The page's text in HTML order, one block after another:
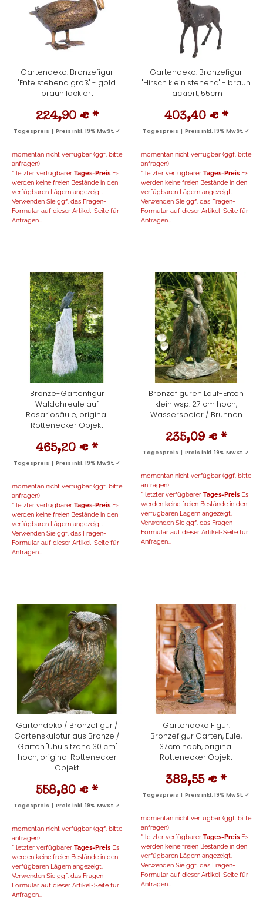
Gartendeko: Bronzefigur
"Ente stehend groß" - gold
braun lackiert
224,90 € *
Tagespreis | Preis inkl. 19% MwSt. ✓
momentan nicht verfügbar (ggf. bitte
anfragen)
* letzter verfügbarer Tages-Preis Es
werden keine freien Bestände in den
verfügbaren Lägern angezeigt.
Verwenden Sie ggf. das Fragen-
Formular auf dieser Artikel-Seite für
Anfragen...
Gartendeko: Bronzefigur
"Hirsch klein stehend" - braun
lackiert, 55cm
403,40 € *
Tagespreis | Preis inkl. 19% MwSt. ✓
momentan nicht verfügbar (ggf. bitte
anfragen)
* letzter verfügbarer Tages-Preis Es
werden keine freien Bestände in den
verfügbaren Lägern angezeigt.
Verwenden Sie ggf. das Fragen-
Formular auf dieser Artikel-Seite für
Anfragen...
Bronze-Gartenfigur
Waldohreule auf
Rosariosäule, original
Rottenecker Objekt
465,20 € *
Tagespreis | Preis inkl. 19% MwSt. ✓
momentan nicht verfügbar (ggf. bitte
anfragen)
* letzter verfügbarer Tages-Preis Es
werden keine freien Bestände in den
verfügbaren Lägern angezeigt.
Verwenden Sie ggf. das Fragen-
Formular auf dieser Artikel-Seite für
Anfragen...
Bronzefiguren Lauf-Enten
klein wsp. 27 cm hoch,
Wasserspeier / Brunnen
235,09 € *
Tagespreis | Preis inkl. 19% MwSt. ✓
momentan nicht verfügbar (ggf. bitte
anfragen)
* letzter verfügbarer Tages-Preis Es
werden keine freien Bestände in den
verfügbaren Lägern angezeigt.
Verwenden Sie ggf. das Fragen-
Formular auf dieser Artikel-Seite für
Anfragen...
Gartendeko / Bronzefigur /
Gartenskulptur aus Bronze /
Garten "Uhu sitzend 30 cm"
hoch, original Rottenecker
Objekt
558,80 € *
Tagespreis | Preis inkl. 19% MwSt. ✓
momentan nicht verfügbar (ggf. bitte
anfragen)
* letzter verfügbarer Tages-Preis Es
werden keine freien Bestände in den
verfügbaren Lägern angezeigt.
Verwenden Sie ggf. das Fragen-
Formular auf dieser Artikel-Seite für
Anfragen...
Gartendeko Figur:
Bronzefigur Garten, Eule,
37cm hoch, original
Rottenecker Objekt
389,55 € *
Tagespreis | Preis inkl. 19% MwSt. ✓
momentan nicht verfügbar (ggf. bitte
anfragen)
* letzter verfügbarer Tages-Preis Es
werden keine freien Bestände in den
verfügbaren Lägern angezeigt.
Verwenden Sie ggf. das Fragen-
Formular auf dieser Artikel-Seite für
Anfragen...